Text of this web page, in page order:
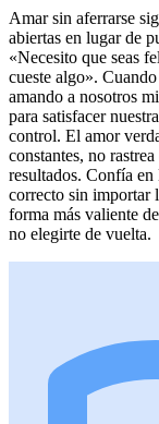
Amar sin aferrarse
abiertas en lugar de
«Necesito que seas
cueste algo».
amando a nosotros
para satisfacer
control. El amor
constantes, no
resultados. Confía
correcto sin importar
forma más valiente
no elegirte de vuelta.